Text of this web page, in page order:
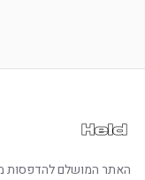
האתר המושלם להדפסות